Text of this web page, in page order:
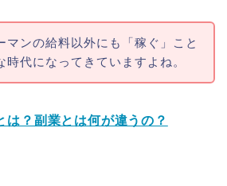
マンの給料以外にも「稼ぐ」こと
時代になってきていますよね。
は？副業とは何が違うの？